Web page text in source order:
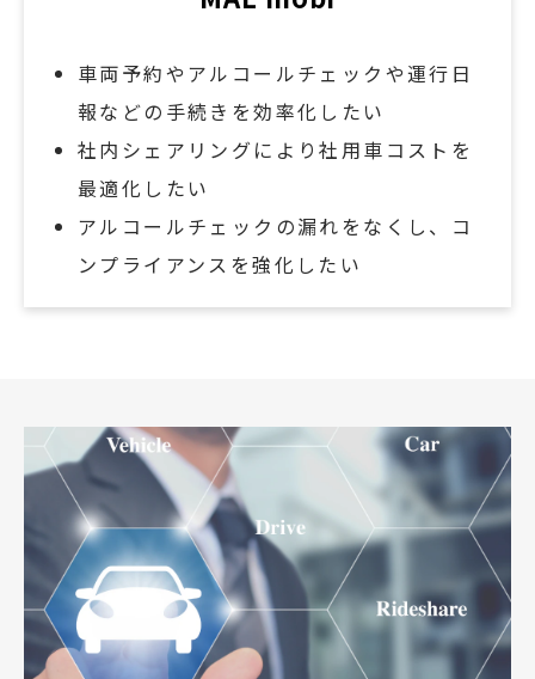
車両予約やアルコールチェックや運行日
報などの手続きを効率化したい
社内シェアリングにより社用車コストを
最適化したい
アルコールチェックの漏れをなくし、コ
ンプライアンスを強化したい